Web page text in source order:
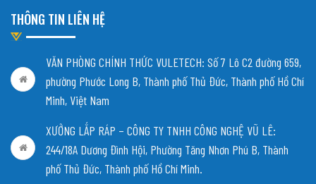
THÔNG TIN LIÊN HỆ
VĂN PHÒNG CHÍNH THỨC VULETECH: Số 7 Lô C2 đường 659,
phường Phước Long B, Thành phố Thủ Đức, Thành phố Hồ Chí
Minh, Việt Nam
XƯỞNG LẮP RÁP – CÔNG TY TNHH CÔNG NGHỆ VŨ LÊ:
244/18A Dương Đình Hội, Phường Tăng Nhơn Phú B, Thành
phố Thủ Đức, Thành phố Hồ Chí Minh.